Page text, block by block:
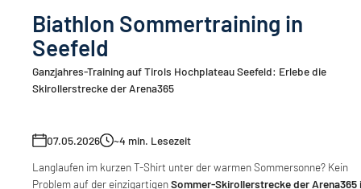
Biathlon Sommertraining in
Seefeld
Ganzjahres-Training auf Tirols Hochplateau Seefeld: Erlebe die
Skirollerstrecke der Arena365
07.05.2026 ~4 min. Lesezeit
Langlaufen im kurzen T-Shirt unter der warmen Sommersonne? Kein
Problem auf der einzigartigenSommer-Skirollerstrecke der Arena365